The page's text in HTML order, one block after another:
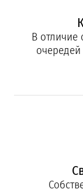
В отличие